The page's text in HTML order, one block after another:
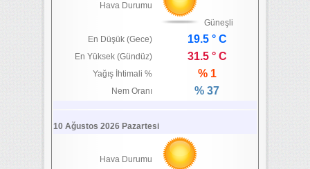
Hava Durumu
Güneşli
En Düşük (Gece)
19.5 ° C
En Yüksek (Gündüz) 31.5 ° C
Yağış İhtimali % % 1
Nem Oranı % 37
10 Ağustos 2026 Pazartesi
Hava Durumu